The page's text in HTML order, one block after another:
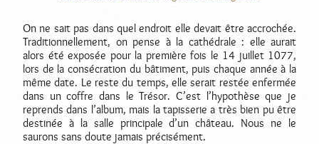
On ne sait pas dans quel endroit elle devait être accrochée.
Traditionnellement, on pense à la cathédrale : elle aurait
alors été exposée pour la première fois le 14 juillet 1077,
lors de la consécration du bâtiment, puis chaque année à la
même date. Le reste du temps, elle serait restée enfermée
dans un coffre dans le Trésor. C’est l’hypothèse que je
reprends dans l’album, mais la tapisserie a très bien pu être
destinée à la salle principale d’un château. Nous ne le
saurons sans doute jamais précisément.